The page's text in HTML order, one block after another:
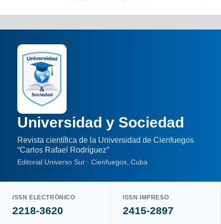
Universidad y Sociedad
Revista científica de la Universidad de Cienfuegos
“Carlos Rafael Rodríguez”
Editorial Universo Sur · Cienfuegos, Cuba
ISSN ELECTRÓNICO
2218-3620
ISSN IMPRESO
2415-2897